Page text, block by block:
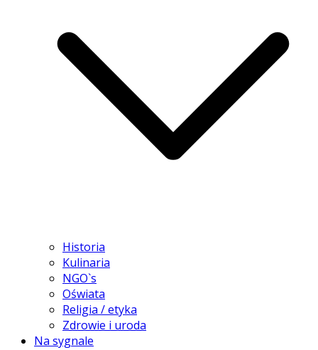
Historia
Kulinaria
NGO`s
Oświata
Religia / etyka
Zdrowie i uroda
Na sygnale